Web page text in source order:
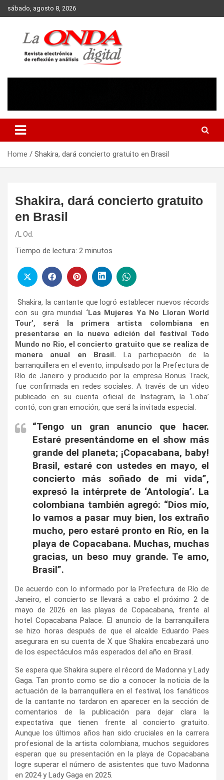
Skip
to
sábado, agosto 8, 2026
Home Shakira, dará concierto gratuito en Brasil
Shakira, dará concierto gratuito
en Brasil
L Od.
Tiempo de lectura: 2 minutos
Shakira, la cantante que logró establecer nuevos récords
con su gira mundial ‘Las Mujeres Ya No Lloran World
Tour’, será la primera artista colombiana en
presentarse en la nueva edición del festival Todo
Mundo no Rio, el concierto gratuito que se realiza de
manera anual en Brasil. La participación de la
barranquillera en el evento, impulsado por la Prefectura de
Río de Janeiro y producido por la empresa Bonus Track,
fue confirmada en redes sociales. A través de un video
publicado en su cuenta oficial de Instagram, la ‘Loba’
contó, con gran emoción, que será la invitada especial.
“Tengo un gran anuncio que hacer.
Estaré presentándome en el show más
grande del planeta; ¡Copacabana, baby!
Brasil, estaré con ustedes en mayo, el
concierto más soñado de mi vida”,
expresó la intérprete de ‘Antología’. La
colombiana también agregó: “Dios mío,
lo vamos a pasar muy bien, los extraño
mucho, pero estaré pronto en Río, en la
playa de Copacabana. Muchas, muchas
gracias, un beso muy grande. Te amo,
Brasil”.
De acuerdo con lo informado por la Prefectura de Río de
Janeiro, el concierto se llevará a cabo el próximo 2 de
mayo de 2026 en las playas de Copacabana, frente al
hotel Copacabana Palace. El anuncio de la barranquillera
se hizo horas después de que el alcalde Eduardo Paes
asegurara en su cuenta de X que Shakira encabezará uno
de los espectáculos más esperados del año en Brasil.
Se espera que Shakira supere el récord de Madonna y Lady
Gaga. Tan pronto como se dio a conocer la noticia de la
actuación de la barranquillera en el festival, los fanáticos
de la cantante no tardaron en aparecer en la sección de
comentarios de la publicación para dejar clara la
expectativa que tienen frente al concierto gratuito.
Aunque los últimos años han sido cruciales en la carrera
profesional de la artista colombiana, muchos seguidores
esperan que su presentación en la playa de Copacabana
logre superar el número de asistentes que tuvo Madonna
en 2024 y Lady Gaga en 2025.